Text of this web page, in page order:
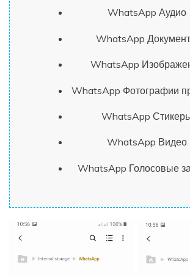
WhatsApp Аудио
WhatsApp
WhatsApp
WhatsApp Фотографии
WhatsApp
WhatsApp Видео
WhatsApp Голосовые